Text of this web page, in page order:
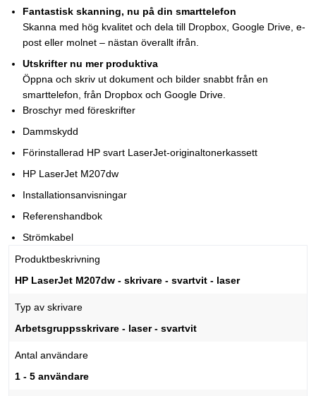
Fantastisk skanning, nu på din smarttelefon
Skanna med hög kvalitet och dela till Dropbox, Google Drive, e-
post eller molnet – nästan överallt ifrån.
Utskrifter nu mer produktiva
Öppna och skriv ut dokument och bilder snabbt från en
smarttelefon, från Dropbox och Google Drive.
Broschyr med föreskrifter
Dammskydd
Förinstallerad HP svart LaserJet-originaltonerkassett
HP LaserJet M207dw
Installationsanvisningar
Referenshandbok
Strömkabel
Produktbeskrivning
HP LaserJet M207dw - skrivare - svartvit - laser
Typ av skrivare
Arbetsgruppsskrivare - laser - svartvit
Antal användare
1 - 5 användare